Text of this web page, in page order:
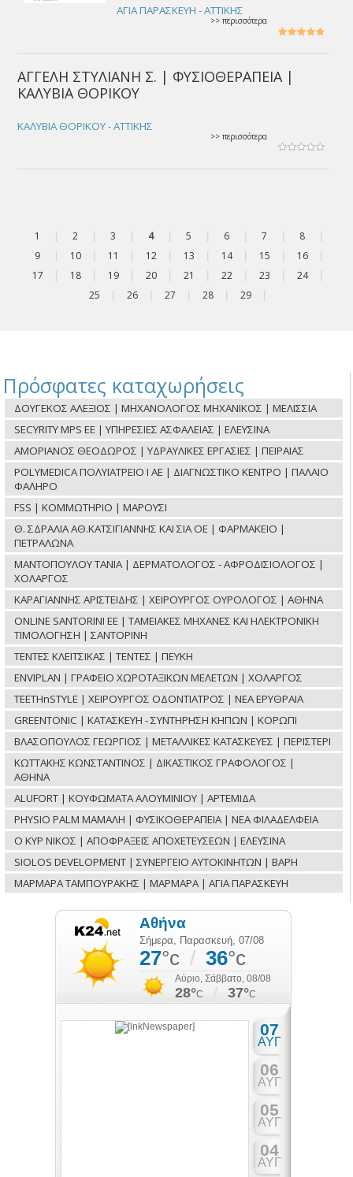
ΑΓΙΑ ΠΑΡΑΣΚΕΥΗ - ΑΤΤΙΚΗΣ
>> περισσότερα
ΑΓΓΕΛΗ ΣΤΥΛΙΑΝΗ Σ. | ΦΥΣΙΟΘΕΡΑΠΕΙΑ |
ΚΑΛΥΒΙΑ ΘΟΡΙΚΟΥ
ΚΑΛΥΒΙΑ ΘΟΡΙΚΟΥ - ΑΤΤΙΚΗΣ
>> περισσότερα
1 2 3 4 5 6 7 8
9
10 11 12 13 14 15 16
17
18 19 20 21 22 23 24
25
26 27 28 29
Πρόσφατες καταχωρήσεις
ΔΟΥΓΕΚΟΣ ΑΛΕΞΙΟΣ | ΜΗΧΑΝΟΛΟΓΟΣ ΜΗΧΑΝΙΚΟΣ | ΜΕΛΙΣΣΙΑ
SECYRITY MPS ΕΕ | ΥΠΗΡΕΣΙΕΣ ΑΣΦΑΛΕΙΑΣ | ΕΛΕΥΣΙΝΑ
ΑΜΟΡΙΑΝΟΣ ΘΕΟΔΩΡΟΣ | ΥΔΡΑΥΛΙΚΕΣ ΕΡΓΑΣΙΕΣ | ΠΕΙΡΑΙΑΣ
POLYMEDICA ΠΟΛΥΪΑΤΡΕΙΟ Ι ΑΕ | ΔΙΑΓΝΩΣΤΙΚΟ ΚΕΝΤΡΟ | ΠΑΛΑΙΟ
ΦΑΛΗΡΟ
FSS | ΚΟΜΜΩΤΗΡΙΟ | ΜΑΡΟΥΣΙ
Θ. ΣΔΡΑΛΙΑ ΑΘ.ΚΑΤΣΙΓΙΑΝΝΗΣ ΚΑΙ ΣΙΑ ΟΕ | ΦΑΡΜΑΚΕΙΟ |
ΠΕΤΡΑΛΩΝΑ
ΜΑΝΤΟΠΟΥΛΟΥ ΤΑΝΙΑ | ΔΕΡΜΑΤΟΛΟΓΟΣ - ΑΦΡΟΔΙΣΙΟΛΟΓΟΣ |
ΧΟΛΑΡΓΟΣ
ΚΑΡΑΓΙΑΝΝΗΣ ΑΡΙΣΤΕΙΔΗΣ | ΧΕΙΡΟΥΡΓΟΣ ΟΥΡΟΛΟΓΟΣ | ΑΘΗΝΑ
ONLINE SANTORINI ΕΕ | ΤΑΜΕΙΑΚΕΣ ΜΗΧΑΝΕΣ ΚΑΙ ΗΛΕΚΤΡΟΝΙΚΗ
ΤΙΜΟΛΟΓΗΣΗ | ΣΑΝΤΟΡΙΝΗ
ΤΕΝΤΕΣ ΚΛΕΙΤΣΙΚΑΣ | ΤΕΝΤΕΣ | ΠΕΥΚΗ
ENVIPLAN | ΓΡΑΦΕΙΟ ΧΩΡΟΤΑΞΙΚΩΝ ΜΕΛΕΤΩΝ | ΧΟΛΑΡΓΟΣ
TEETHnSTYLE | ΧΕΙΡΟΥΡΓΟΣ ΟΔΟΝΤΙΑΤΡΟΣ | ΝΕΑ ΕΡΥΘΡΑΙΑ
GREENTONIC | ΚΑΤΑΣΚΕΥΗ - ΣΥΝΤΗΡΗΣΗ ΚΗΠΩΝ | ΚΟΡΩΠΙ
ΒΛΑΣΟΠΟΥΛΟΣ ΓΕΩΡΓΙΟΣ | ΜΕΤΑΛΛΙΚΕΣ ΚΑΤΑΣΚΕΥΕΣ | ΠΕΡΙΣΤΕΡΙ
ΚΩΤΤΑΚΗΣ ΚΩΝΣΤΑΝΤΙΝΟΣ | ΔΙΚΑΣΤΙΚΟΣ ΓΡΑΦΟΛΟΓΟΣ |
ΑΘΗΝΑ
ALUFORT | ΚΟΥΦΩΜΑΤΑ ΑΛΟΥΜΙΝΙΟΥ | ΑΡΤΕΜΙΔΑ
PHYSIO PALM ΜΑΜΑΛΗ | ΦΥΣΙΚΟΘΕΡΑΠΕΙΑ | ΝΕΑ ΦΙΛΑΔΕΛΦΕΙΑ
Ο ΚΥΡ ΝΙΚΟΣ | ΑΠΟΦΡΑΞΕΙΣ ΑΠΟΧΕΤΕΥΣΕΩΝ | ΕΛΕΥΣΙΝΑ
SIOLOS DEVELOPMENT | ΣΥΝΕΡΓΕΙΟ ΑΥΤΟΚΙΝΗΤΩΝ | ΒΑΡΗ
ΜΑΡΜΑΡΑ ΤΑΜΠΟΥΡΑΚΗΣ | ΜΑΡΜΑΡΑ | ΑΓΙΑ ΠΑΡΑΣΚΕΥΗ